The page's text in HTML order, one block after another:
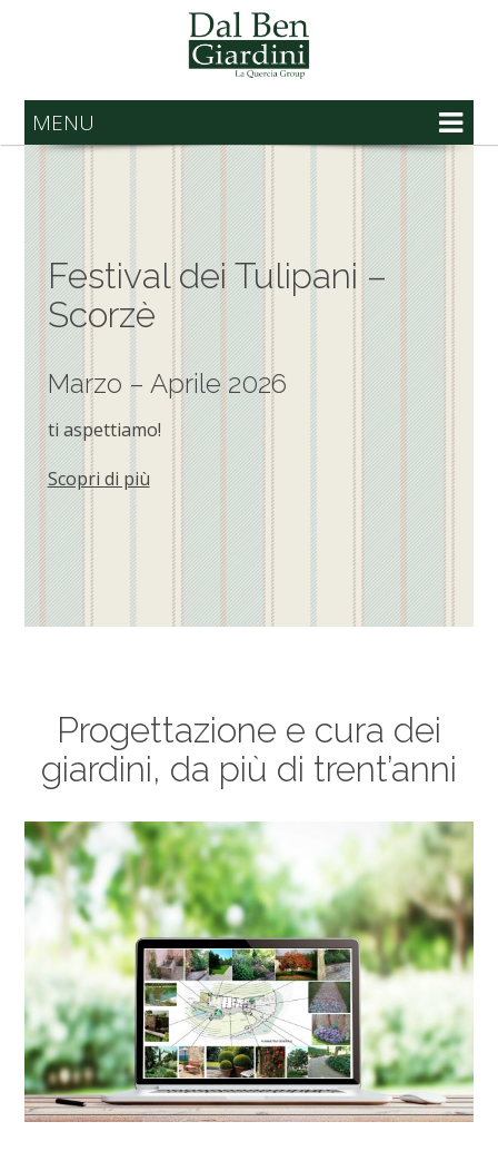
MENU
Festival dei Tulipani –
Scorzè
Marzo – Aprile 2026
ti aspettiamo!
Scopri di più
Progettazione e cura dei
giardini, da più di trent’anni